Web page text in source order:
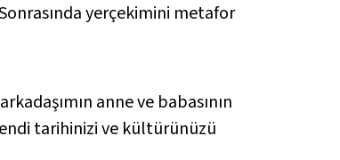
yerçekimini metafor
anne ve babasının
tarihinizi ve kültürünüzü